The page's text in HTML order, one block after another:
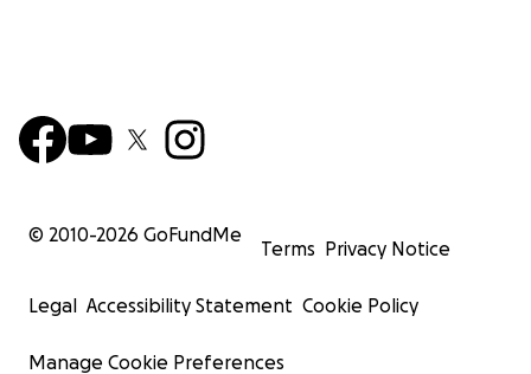
© 2010-2026 GoFundMe
Terms Privacy Notice
Legal Accessibility Statement Cookie Policy
Manage Cookie Preferences